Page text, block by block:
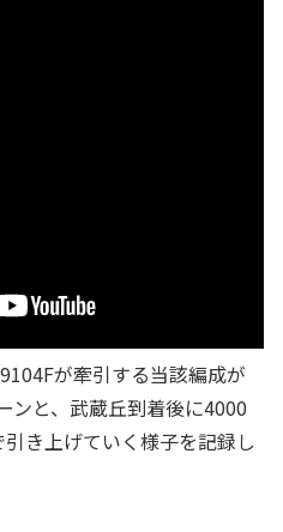
が牽引する当該編成が
ンと、武蔵丘到着後に4000
き上げていく様子を記録し